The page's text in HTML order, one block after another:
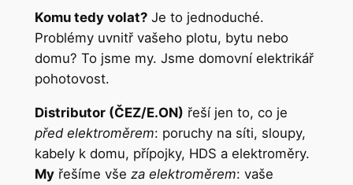
Komu tedy volat?Je to jednoduché.
Problémy uvnitř vašeho plotu, bytu nebo
domu? To jsme my. Jsme domovní elektrikář
pohotovost.
Distributor (ČEZ/E.ON) řeší jen to, co je
před elektroměrem: poruchy na síti, sloupy,
kabely k domu, přípojky, HDS a elektroměry.
Myřešíme vše za elektroměrem: vaše